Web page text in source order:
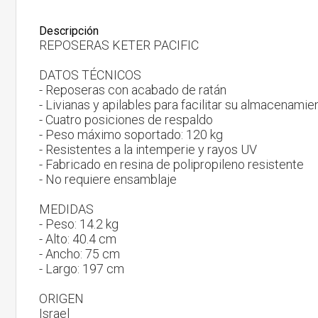
Descripción
REPOSERAS KETER PACIFIC
DATOS TÉCNICOS
- Reposeras con acabado de ratán
- Livianas y apilables para facilitar su
- Cuatro posiciones de respaldo
- Peso máximo soportado: 120 kg
- Resistentes a la intemperie y rayos UV
- Fabricado en resina de polipropileno resistente
- No requiere ensamblaje
MEDIDAS
- Peso: 14.2 kg
- Alto: 40.4 cm
- Ancho: 75 cm
- Largo: 197 cm
ORIGEN
Israel